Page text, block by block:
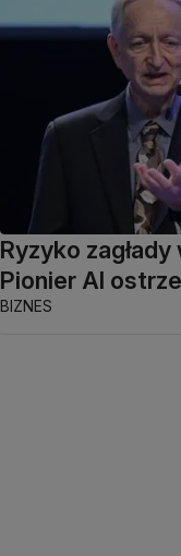
Ryzyko
Pionier AI
BIZNES